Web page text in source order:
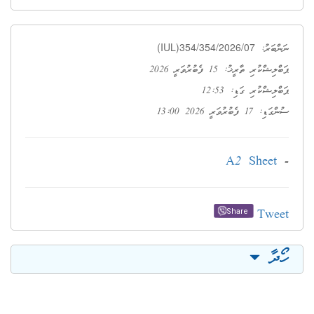
ނަންބަރު: (IUL)354/354/2026/07
ޕަބްލިޝްކުރި ތާރީޚު: 15 ފެބުރުވަރީ 2026
ޕަބްލިޝްކުރި ގަޑި: 12:53
ސުންގަޑި: 17 ފެބުރުވަރީ 2026 13:00
-
A2 Sheet
Tweet
Share
ހޯދާ